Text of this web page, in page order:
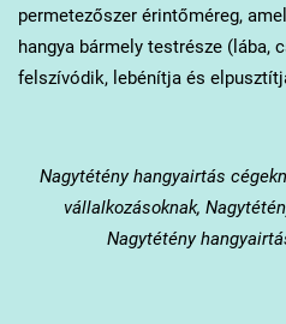
permetezőszer érintőméreg,
hangya bármely testrésze (lába,
felszívódik, lebénítja és
Nagytétényhangyairtás
vállalkozásoknak,
Nagytétény